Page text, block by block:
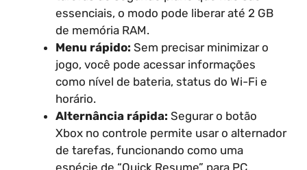
essenciais, o modo pode liberar até 2 GB
de memória RAM.
Menu rápido: Sem precisar minimizar o
jogo, você pode acessar informações
como nível de bateria, status do Wi-Fi e
horário.
Alternância rápida: Segurar o botão
Xbox no controle permite usar o alternador
de tarefas, funcionando como uma
espécie de “Quick Resume” para PC.